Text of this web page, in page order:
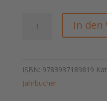
Menge
In den
ISBN: 9783937189819
Jahrbücher